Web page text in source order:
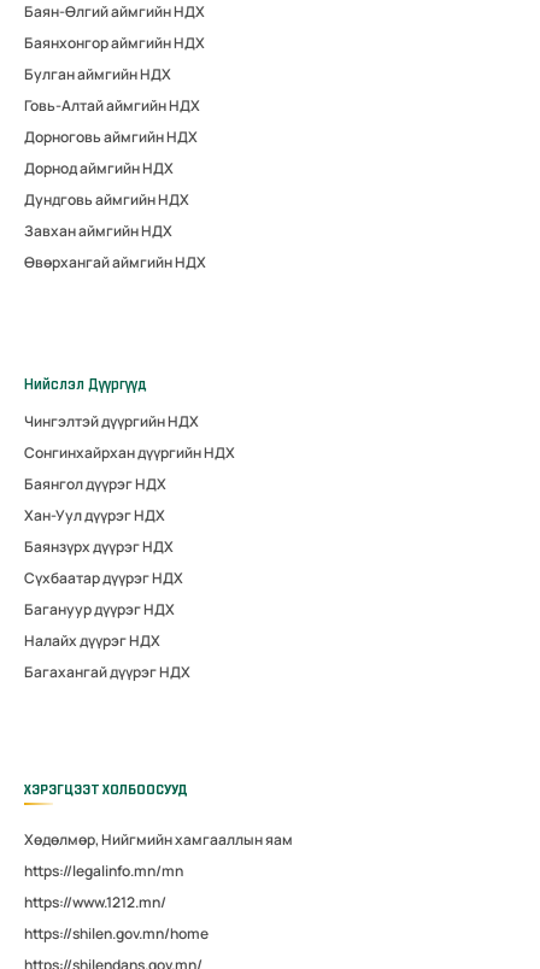
Баян-Өлгий аймгийн НДХ
Баянхонгор аймгийн НДХ
Булган аймгийн НДХ
Говь-Алтай аймгийн НДХ
Дорноговь аймгийн НДХ
Дорнод аймгийн НДХ
Дундговь аймгийн НДХ
Завхан аймгийн НДХ
Өвөрхангай аймгийн НДХ
Нийслэл Дүүргүүд
Чингэлтэй дүүргийн НДХ
Сонгинхайрхан дүүргийн НДХ
Баянгол дүүрэг НДХ
Хан-Уул дүүрэг НДХ
Баянзүрх дүүрэг НДХ
Сүхбаатар дүүрэг НДХ
Багануур дүүрэг НДХ
Налайх дүүрэг НДХ
Багахангай дүүрэг НДХ
ХЭРЭГЦЭЭТ ХОЛБООСУУД
Хөдөлмөр, Нийгмийн хамгааллын яам
https://legalinfo.mn/mn
https://www.1212.mn/
https://shilen.gov.mn/home